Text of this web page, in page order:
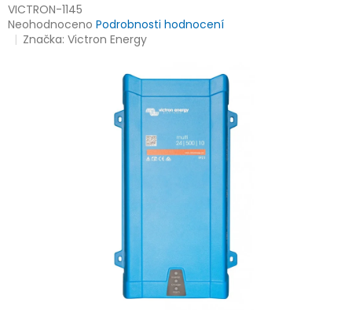
VICTRON-1145
Průměrné
hodnocení
Neohodnoceno Podrobnosti hodnocení
Značka:Victron Energy